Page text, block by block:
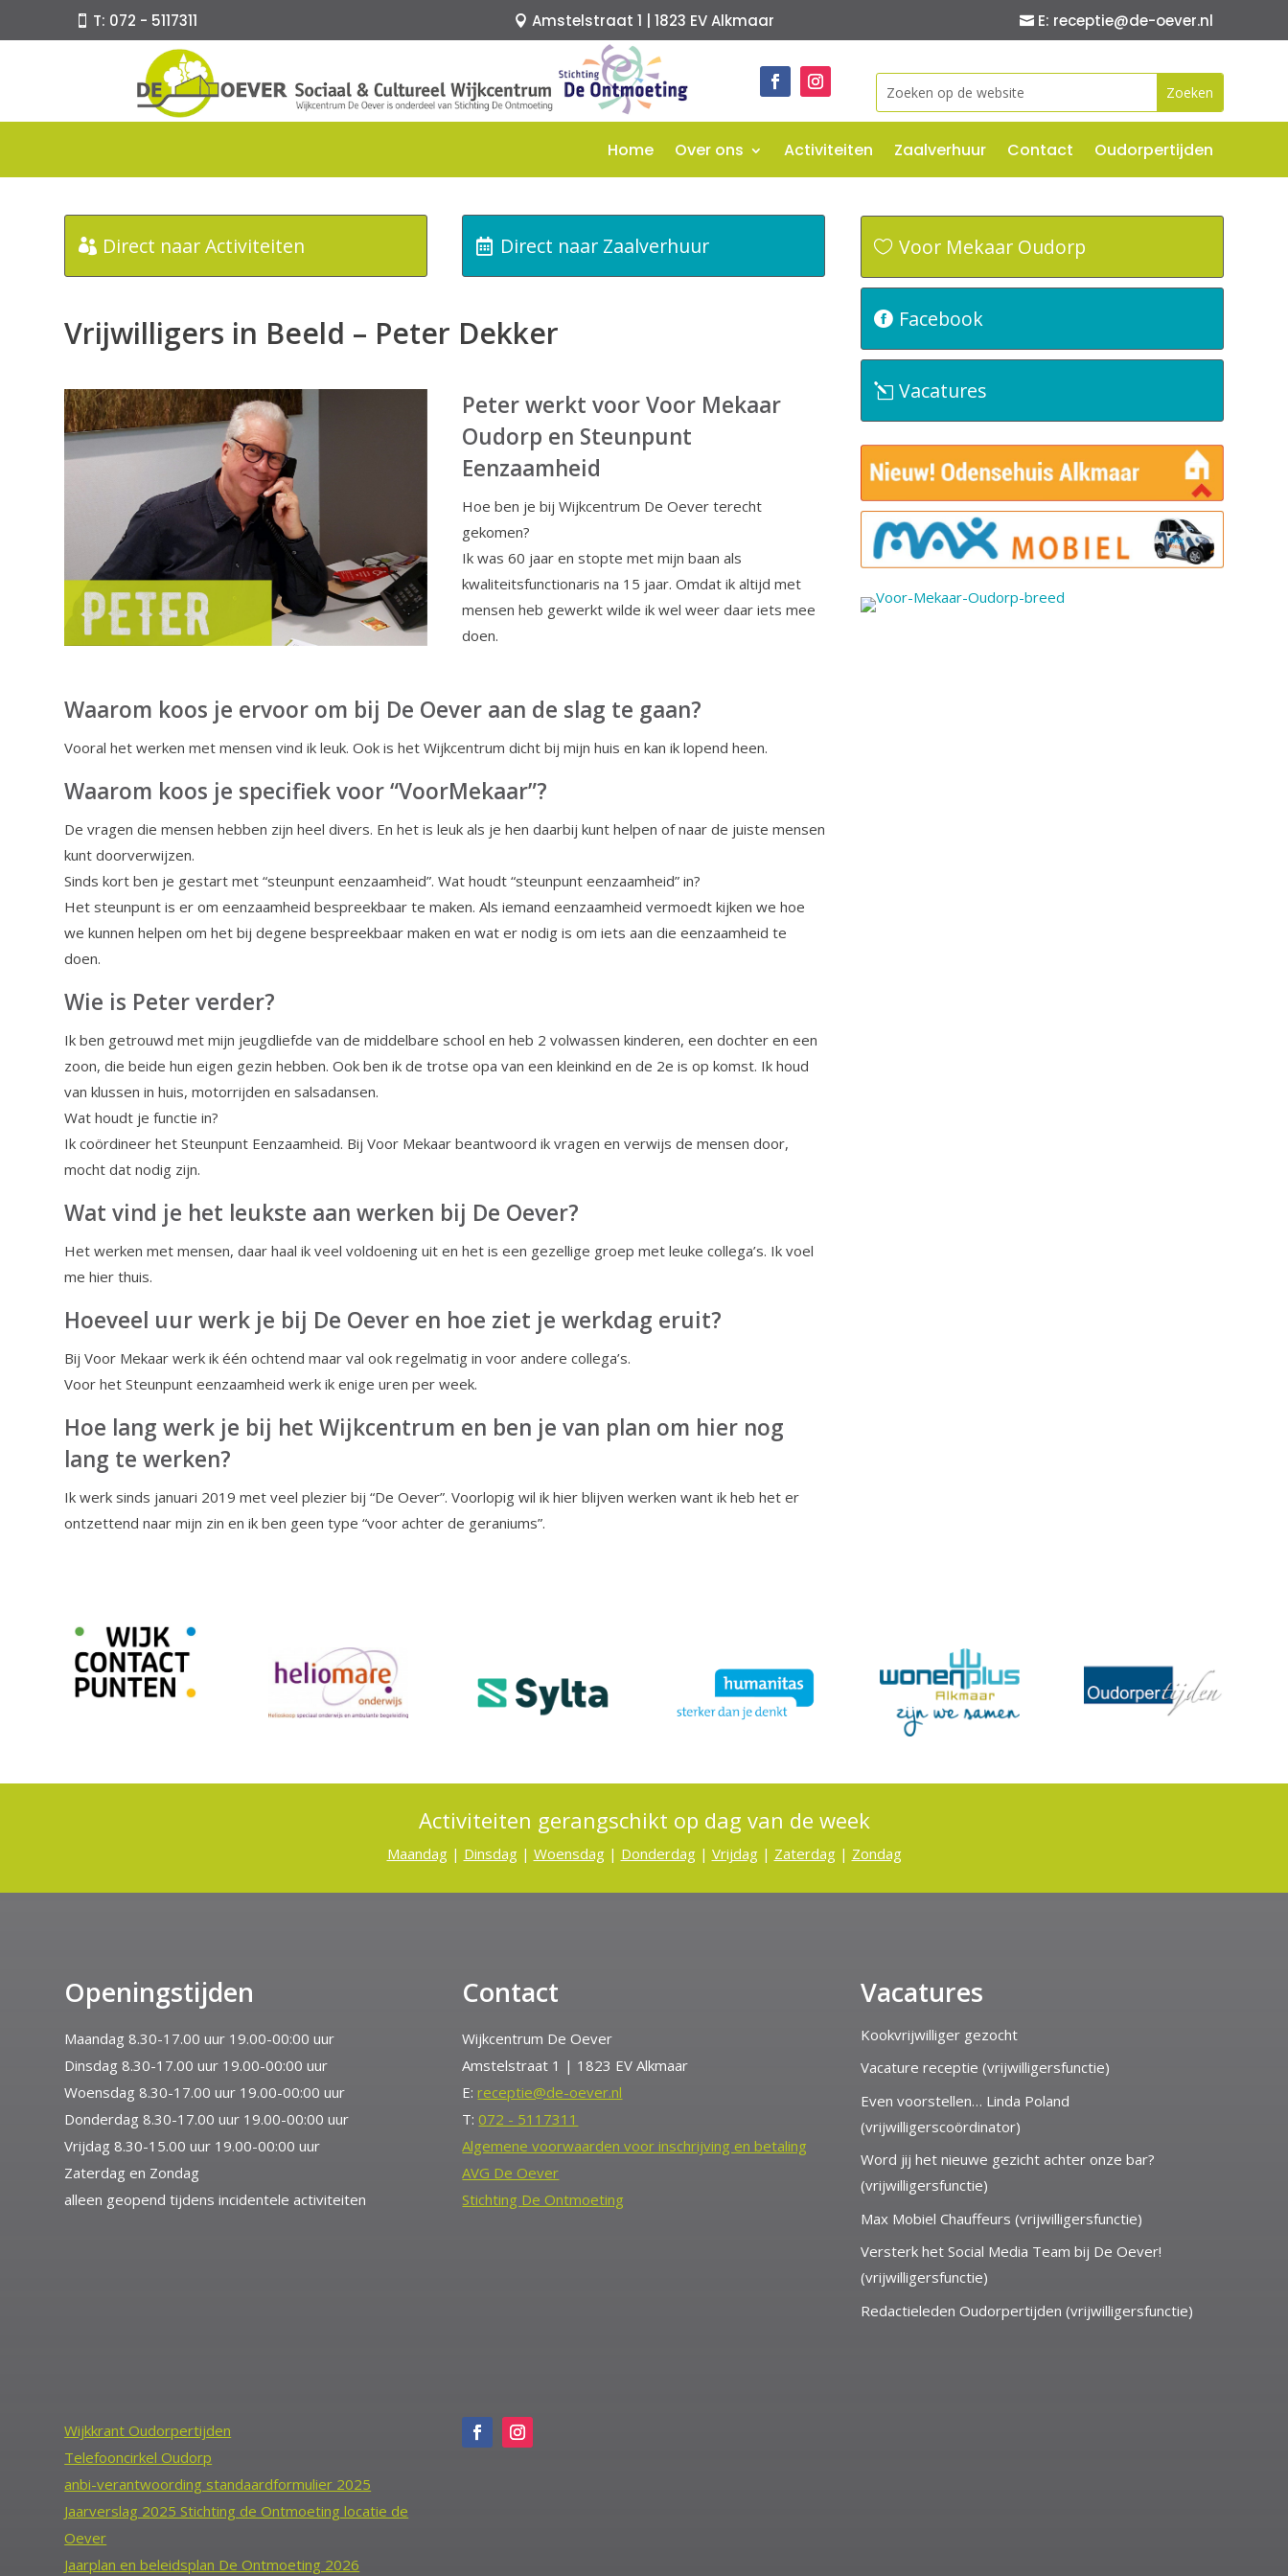
T: 072 - 5117311 Amstelstraat 1 | 1823 EV Alkmaar E: receptie@de-oever.nl
Zoeken
naar:
Home Over ons Activiteiten Zaalverhuur Contact Oudorpertijden
Direct naar Activiteiten Direct naar Zaalverhuur
Vrijwilligers in Beeld – Peter Dekker
Peter werkt voor Voor Mekaar
Oudorp en Steunpunt
Eenzaamheid
Hoe ben je bij Wijkcentrum De Oever terecht
gekomen?
Ik was 60 jaar en stopte met mijn baan als
kwaliteitsfunctionaris na 15 jaar. Omdat ik altijd met
mensen heb gewerkt wilde ik wel weer daar iets mee
doen.
Waarom koos je ervoor om bij De Oever aan de slag te gaan?
Vooral het werken met mensen vind ik leuk. Ook is het Wijkcentrum dicht bij mijn huis en kan ik lopend heen.
Waarom koos je specifiek voor “VoorMekaar”?
De vragen die mensen hebben zijn heel divers. En het is leuk als je hen daarbij kunt helpen of naar de juiste mensen
kunt doorverwijzen.
Sinds kort ben je gestart met “steunpunt eenzaamheid”. Wat houdt “steunpunt eenzaamheid” in?
Het steunpunt is er om eenzaamheid bespreekbaar te maken. Als iemand eenzaamheid vermoedt kijken we hoe
we kunnen helpen om het bij degene bespreekbaar maken en wat er nodig is om iets aan die eenzaamheid te
doen.
Wie is Peter verder?
Ik ben getrouwd met mijn jeugdliefde van de middelbare school en heb 2 volwassen kinderen, een dochter en een
zoon, die beide hun eigen gezin hebben. Ook ben ik de trotse opa van een kleinkind en de 2e is op komst. Ik houd
van klussen in huis, motorrijden en salsadansen.
Wat houdt je functie in?
Ik coördineer het Steunpunt Eenzaamheid. Bij Voor Mekaar beantwoord ik vragen en verwijs de mensen door,
mocht dat nodig zijn.
Wat vind je het leukste aan werken bij De Oever?
Het werken met mensen, daar haal ik veel voldoening uit en het is een gezellige groep met leuke collega’s. Ik voel
me hier thuis.
Hoeveel uur werk je bij De Oever en hoe ziet je werkdag eruit?
Bij Voor Mekaar werk ik één ochtend maar val ook regelmatig in voor andere collega’s.
Voor het Steunpunt eenzaamheid werk ik enige uren per week.
Hoe lang werk je bij het Wijkcentrum en ben je van plan om hier nog
lang te werken?
Ik werk sinds januari 2019 met veel plezier bij “De Oever”. Voorlopig wil ik hier blijven werken want ik heb het er
ontzettend naar mijn zin en ik ben geen type “voor achter de geraniums”.
Voor Mekaar Oudorp
Facebook
Vacatures
Activiteiten gerangschikt op dag van de week
Maandag| Dinsdag| Woensdag| Donderdag| Vrijdag| Zaterdag| Zondag
Openingstijden
Maandag 8.30-17.00 uur 19.00-00:00 uur
Dinsdag 8.30-17.00 uur 19.00-00:00 uur
Woensdag 8.30-17.00 uur 19.00-00:00 uur
Donderdag 8.30-17.00 uur 19.00-00:00 uur
Vrijdag 8.30-15.00 uur 19.00-00:00 uur
Zaterdag en Zondag
alleen geopend tijdens incidentele activiteiten
Contact
Wijkcentrum De Oever
Amstelstraat 1 | 1823 EV Alkmaar
E: receptie@de-oever.nl
T: 072 - 5117311
Algemene voorwaarden voor inschrijving en betaling
AVG De Oever
Stichting De Ontmoeting
Vacatures
Kookvrijwilliger gezocht
Vacature receptie (vrijwilligersfunctie)
Even voorstellen… Linda Poland
(vrijwilligerscoördinator)
Word jij het nieuwe gezicht achter onze bar?
(vrijwilligersfunctie)
Max Mobiel Chauffeurs (vrijwilligersfunctie)
Versterk het Social Media Team bij De Oever!
(vrijwilligersfunctie)
Redactieleden Oudorpertijden (vrijwilligersfunctie)
Wijkkrant Oudorpertijden
Telefooncirkel Oudorp
anbi-verantwoording standaardformulier 2025
Jaarverslag 2025 Stichting de Ontmoeting locatie de
Oever
Jaarplan en beleidsplan De Ontmoeting 2026